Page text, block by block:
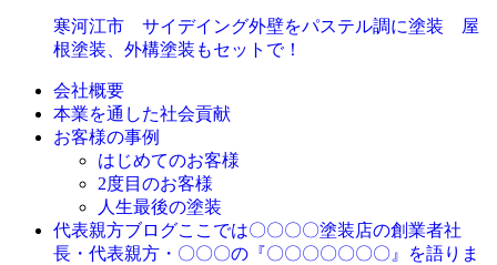
寒河江市 サイデイング外壁をパステル調に塗装 屋
根塗装、外構塗装もセットで！
会社概要
本業を通した社会貢献
お客様の事例
はじめてのお客様
2度目のお客様
人生最後の塗装
代表親方ブログここでは〇〇〇〇塗装店の創業者社
長・代表親方・〇〇〇の『〇〇〇〇〇〇〇』を語りま